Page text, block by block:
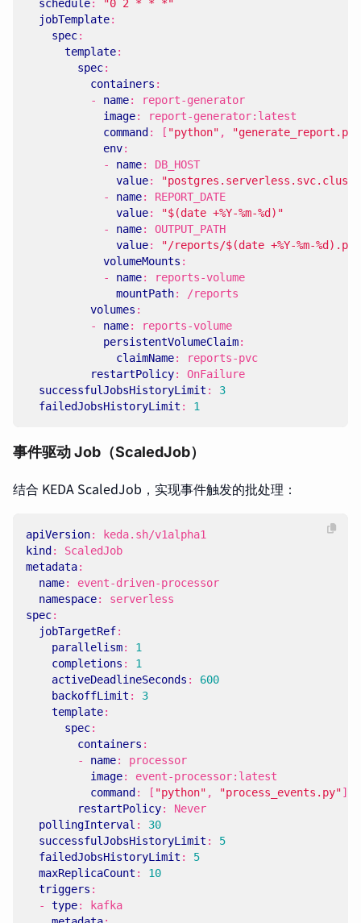
schedule:
"0 2 * * *"
jobTemplate:
spec:
template:
spec:
containers :
- name:
report-generator
image:
report-generator:latest
command : [ "python" ,
"generate_report.py"
env:
- name:
DB_HOST
value:
- name:
REPORT_DATE
value:
"$(date +%Y-%m-%d)"
- name:
OUTPUT_PATH
value:
"/reports/$(date +%Y-%m-
volumeMounts :
- name:
reports-volume
mountPath:
/reports
volumes :
- name:
reports-volume
persistentVolumeClaim:
claimName:
reports-pvc
restartPolicy:
OnFailure
successfulJobsHistoryLimit :
3
failedJobsHistoryLimit : 1
事件驱动 Job（ScaledJob）
结合 KEDA ScaledJob，实现事件触发的批处理：
apiVersion:
keda.sh/v1alpha1
kind :
ScaledJob
metadata:
name:
event-driven-processor
namespace:
serverless
spec:
jobTargetRef:
parallelism:
1
completions :
1
activeDeadlineSeconds :
600
backoffLimit :
3
template:
spec:
containers :
- name:
processor
image:
event-processor:latest
command : [ "python" , "process_events.py"]
restartPolicy:
Never
pollingInterval :
30
successfulJobsHistoryLimit :
5
failedJobsHistoryLimit :
5
maxReplicaCount :
10
triggers :
- type:
kafka